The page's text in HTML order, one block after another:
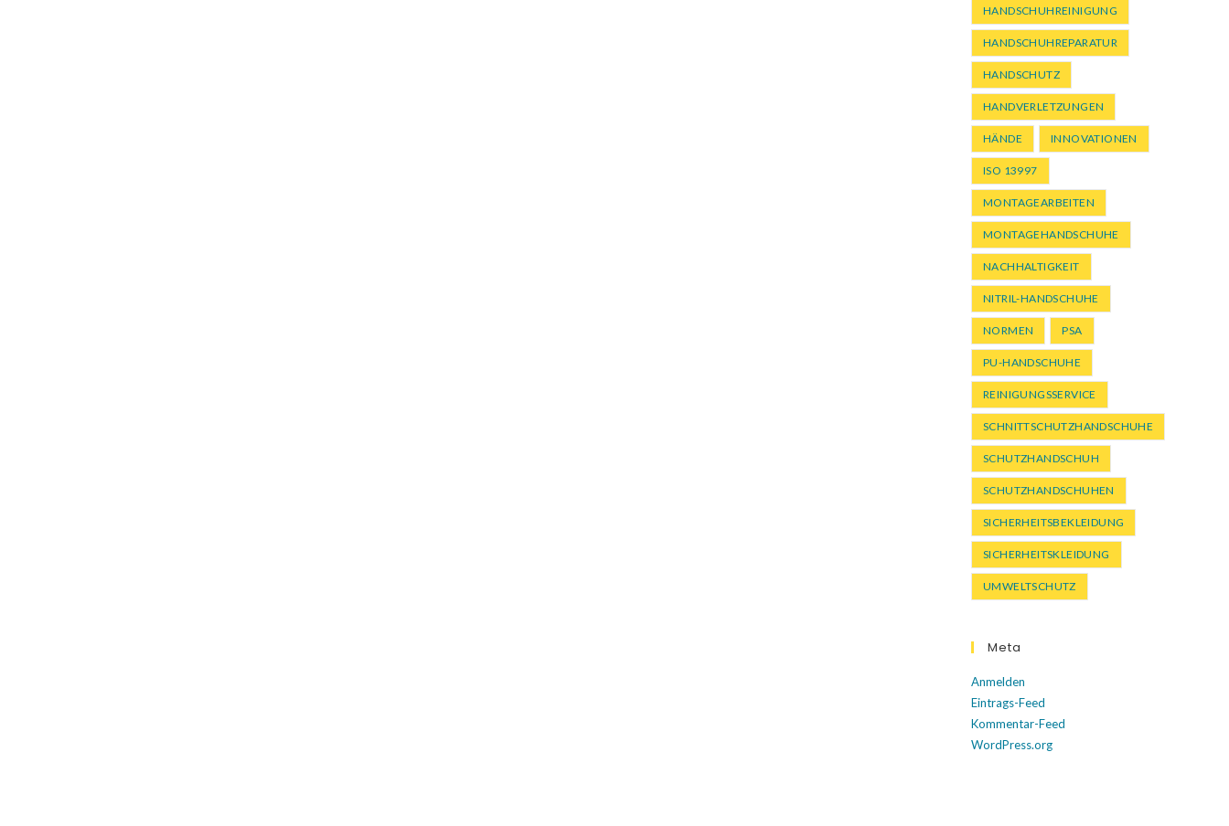
HANDSCHUHREINIGUNG
HANDSCHUHREPARATUR
HANDSCHUTZ
HANDVERLETZUNGEN
HÄNDE INNOVATIONEN
ISO 13997
MONTAGEARBEITEN
MONTAGEHANDSCHUHE
NACHHALTIGKEIT
NITRIL-HANDSCHUHE
NORMEN PSA
PU-HANDSCHUHE
REINIGUNGSSERVICE
SCHNITTSCHUTZHANDSCHUHE
SCHUTZHANDSCHUH
SCHUTZHANDSCHUHEN
SICHERHEITSBEKLEIDUNG
SICHERHEITSKLEIDUNG
UMWELTSCHUTZ
Meta
Anmelden
Eintrags-Feed
Kommentar-Feed
WordPress.org